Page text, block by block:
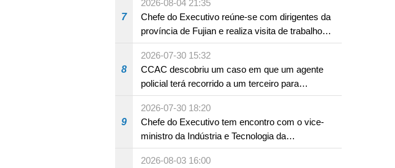
ocidentais
7
2026-08-04 21:35
Chefe do Executivo reúne-se com dirigentes da
província de Fujian e realiza visita de trabalho
em Fuzhou
8
2026-07-30 15:32
CCAC descobriu um caso em que um agente
policial terá recorrido a um terceiro para
assumir por si a culpa na sequência de uma
infracção rodoviária
9
2026-07-30 18:20
Chefe do Executivo tem encontro com o vice-
ministro da Indústria e Tecnologia da
Informação
2026-08-03 16:00